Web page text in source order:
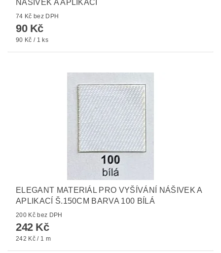
NÁŠIVEK A APLIKACÍ
74 Kč bez DPH
90 Kč
90 Kč / 1 ks
ELEGANT MATERIÁL PRO VYŠÍVÁNÍ NÁŠIVEK A
APLIKACÍ Š.150CM BARVA 100 BÍLÁ
200 Kč bez DPH
242 Kč
242 Kč / 1 m